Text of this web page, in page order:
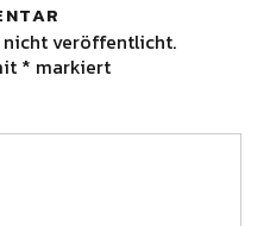
nicht veröffentlicht.
* markiert